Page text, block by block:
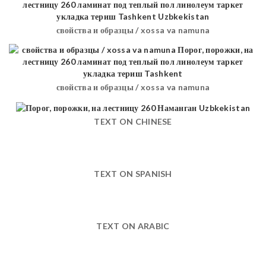
свойства и образцы / xossa va namuna
свойства и образцы / xossa va namuna
TEXT ON CHINESE
TEXT ON SPANISH
TEXT ON ARABIC